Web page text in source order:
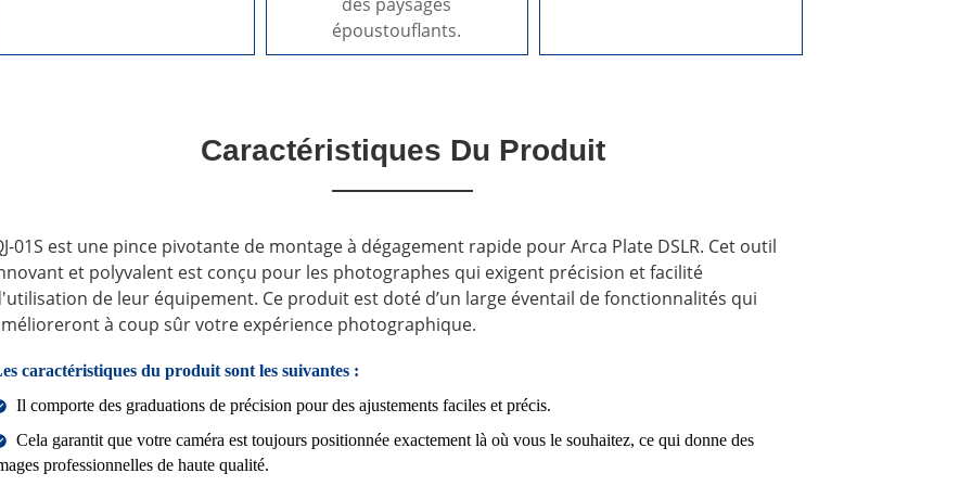
époustouflants.
Caractéristiques Du Produit
01S est une pince pivotante de montage à dégagement rapide pour Arca Plate DSLR. Cet outil
et polyvalent est conçu pour les photographes qui exigent précision et facilité
de leur équipement. Ce produit est doté d’un large éventail de fonctionnalités qui
à coup sûr votre expérience photographique.
caractéristiques du produit sont les suivantes :
Il comporte des graduations de précision pour des ajustements faciles et précis.
Cela garantit que votre caméra est toujours positionnée exactement là où vous le souhaitez, ce qui donne des
professionnelles de haute qualité.